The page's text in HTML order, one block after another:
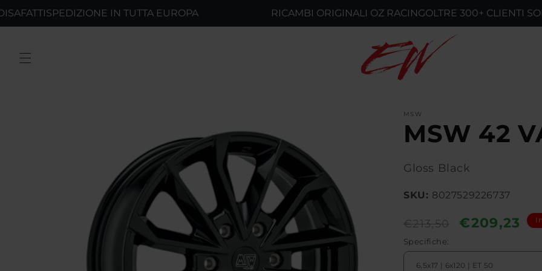
direttamente
ai contenuti
SPEDIZIONE IN TUTTA EUROPA RICAMBI ORIGINALI OZ RACINGOLTRE 300+ CLIENTI
MSW
MSW 42
Gloss Black
SKU: 8027529226737
Prezzo
di
listino
€213,50
Prezzo
€209,23
Specifiche: